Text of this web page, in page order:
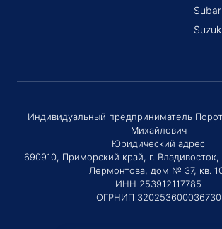
Индивидуальный предприниматель
Михайлович
Юридический адрес
690910, Приморский край, г. Владивосток,
Лермонтова, дом № 37, кв.
ИНН 253912117785
ОГРНИП 320253600036730